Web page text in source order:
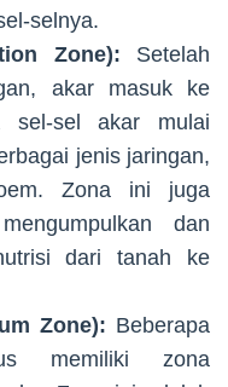
selnya.
Zone): Setelah
akar masuk ke
sel-sel akar mulai
jenis jaringan,
Zona ini juga
dan
dari tanah ke
Zone): Beberapa
memiliki zona